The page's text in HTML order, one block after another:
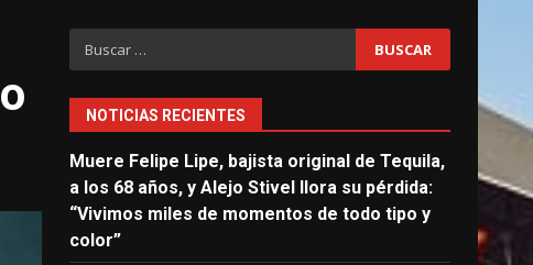
Buscar:
NOTICIAS RECIENTES
Muere Felipe Lipe, bajista original de Tequila,
a los 68 años, y Alejo Stivel llora su pérdida:
“Vivimos miles de momentos de todo tipo y
color”